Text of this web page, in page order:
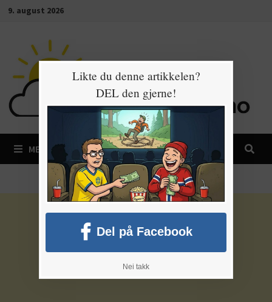
Gå9. august 2026
MENY
Likte du denne artikkelen?
DEL den gjerne!
Del på Facebook
Nei takk